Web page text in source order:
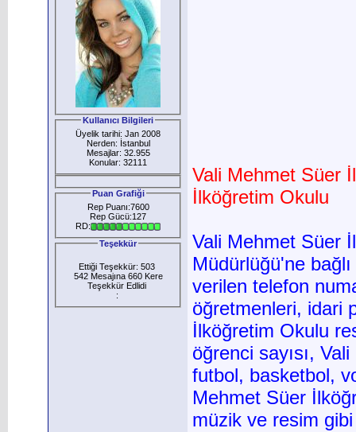
Kullanıcı Bilgileri
Üyelik tarihi: Jan 2008
Nerden: İstanbul
Mesajlar: 32.955
Konular: 32111
Puan Grafiği
Rep Puanı:7600
Rep Gücü:127
RD:
Teşekkür
Ettiği Teşekkür: 503
542 Mesajına 660 Kere
Teşekkür Edlidi
:
Vali Mehmet Süer
İlköğretim Okulu
Vali Mehmet Süer
Müdürlüğü'ne
verilen telefon
öğretmenleri, idari
İlköğretim Okulu
öğrenci sayısı,
futbol, basketbol,
Mehmet Süer
müzik ve resim